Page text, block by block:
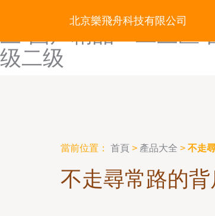
国产精品亚洲一区-国
级二级
北京樂飛舟科技有限公司
當前位置： 首頁 > 產品大全 > 不走
不走尋常路的